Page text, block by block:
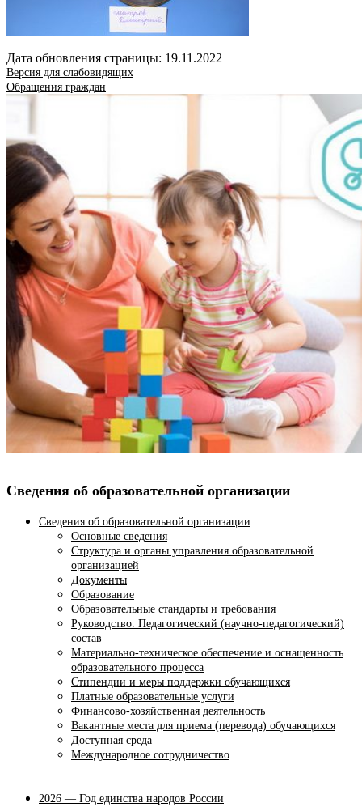
Дата обновления страницы: 19.11.2022
Версия для слабовидящих
Обращения граждан
Сведения об образовательной организации
Сведения об образовательной организации
Основные сведения
Структура и органы управления образовательной
организацией
Документы
Образование
Образовательные стандарты и требования
Руководство. Педагогический (научно-педагогический)
состав
Материально-техническое обеспечение и оснащенность
образовательного процесса
Стипендии и меры поддержки обучающихся
Платные образовательные услуги
Финансово-хозяйственная деятельность
Вакантные места для приема (перевода) обучающихся
Доступная среда
Международное сотрудничество
2026 — Год единства народов России